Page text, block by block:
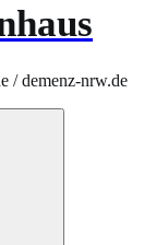
/ demenz-nrw.de